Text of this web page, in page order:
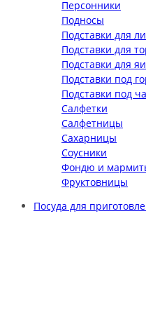
Персонники
Подносы
Подставки для
Подставки для
Подставки для
Подставки под
Подставки под
Салфетки
Салфетницы
Сахарницы
Соусники
Фондю и
Фруктовницы
Посуда для